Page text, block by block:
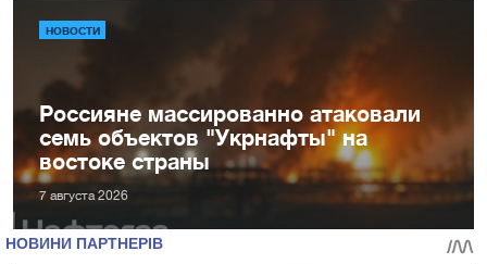
НОВОСТИ
Россияне массированно атаковали
семь объектов "Укрнафты" на
востоке страны
7 августа 2026